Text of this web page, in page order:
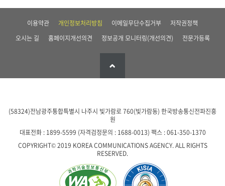
이용약관 개인정보처리방침 이메일무단수집거부
저작권정책
오시는 길
홈페이지개선의견 정보공개 모니터링(개선의견) 전문가등록
(58324)전남광주통합특별시 나주시 빛가람로 760(빛가람동) 한국방송통신전파진흥
원
대표전화 : 1899-5599 (자격검정문의 : 1688-0013) 팩스 : 061-350-1370
COPYRIGHT© 2019 KOREA COMMUNICATIONS AGENCY. ALL RIGHTS
RESERVED.